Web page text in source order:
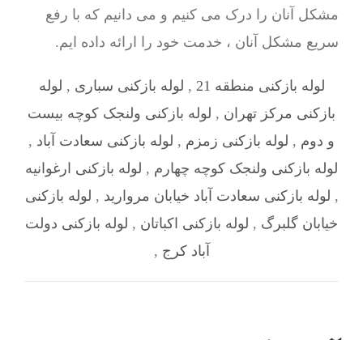
مشکل آنان را درک می کنیم و می دانیم که با رفع
سریع مشکل آنان ، خدمت خود را ارائه داده ایم.
لوله بازکنی منطقه 21 , لوله بازکنی سباری , لوله
بازکنی مرکز تهران , لوله بازکنی ولنجک کوچه بیست
و دوم , لوله بازکنی زمزم , لوله بازکنی سعادت آباد ,
لوله بازکنی ولنجک کوچه چهارم , لوله بازکنی ارغوانیه
, لوله بازکنی سعادت آباد خیابان مروارید , لوله بازکنی
خیابان گلبرگ , لوله بازکنی اکباتان , لوله بازکنی دولت
آباد کرج ,